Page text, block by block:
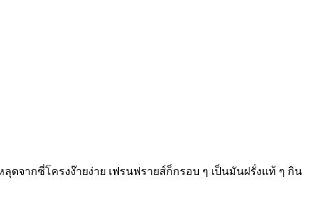
จากซี่โครงง๊ายง่าย เฟรนฟรายส์ก็กรอบ ๆ เป็นมันฝรั่งแท้ ๆ กิน